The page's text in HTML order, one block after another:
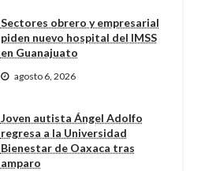
Sectores obrero y empresarial
piden nuevo hospital del IMSS
en Guanajuato
agosto 6, 2026
Joven autista Ángel Adolfo
regresa a la Universidad
Bienestar de Oaxaca tras
amparo